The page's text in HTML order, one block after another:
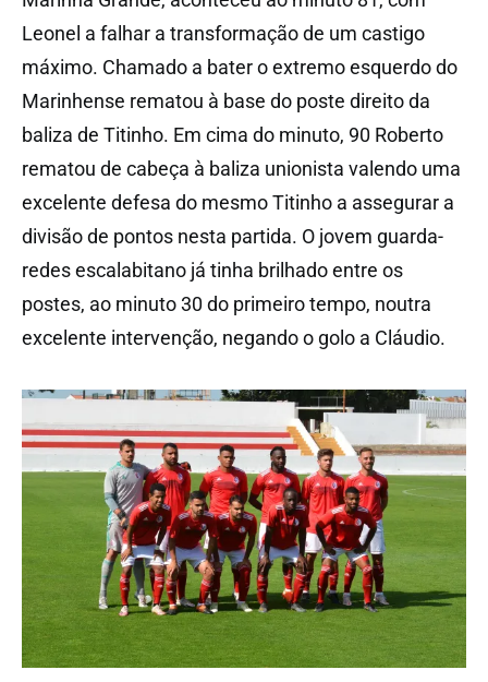
Leonel a falhar a transformação de um castigo
máximo. Chamado a bater o extremo esquerdo do
Marinhense rematou à base do poste direito da
baliza de Titinho. Em cima do minuto, 90 Roberto
rematou de cabeça à baliza unionista valendo uma
excelente defesa do mesmo Titinho a assegurar a
divisão de pontos nesta partida. O jovem guarda-
redes escalabitano já tinha brilhado entre os
postes, ao minuto 30 do primeiro tempo, noutra
excelente intervenção, negando o golo a Cláudio.